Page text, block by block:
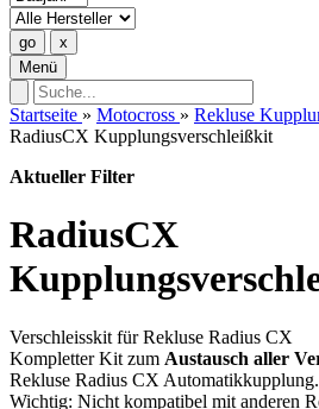
Menü
Startseite » Motocross » Rekluse
RadiusCX Kupplungsverschleißkit
Aktueller Filter
RadiusCX
Verschleisskit für Rekluse Radius CX
Kompletter Kit zum Austausch aller
Rekluse Radius CX Automatikkupplung.
Wichtig: Nicht kompatibel mit anderen